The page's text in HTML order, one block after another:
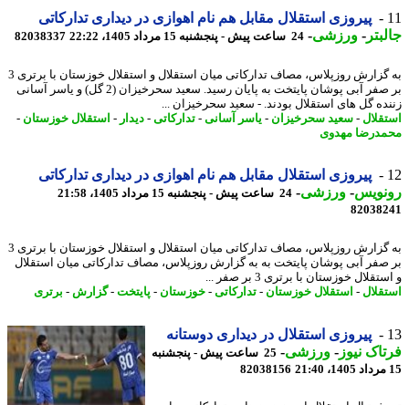
پیروزی استقلال مقابل هم نام اهوازی در دیداری تدارکاتی
-ورزشی-24 ساعت پیش - پنجشنبه 15 مرداد 1405، 22:22 82038337
به گزارش روزپلاس، مصاف تدارکاتی میان استقلال و استقلال خوزستان با برتری 3
بر صفر آبی پوشان پایتخت به پایان رسید. سعید سحرخیزان (2 گل) و یاسر آسانی
گل های استقلال بودند. - سعید سحرخیزان ...
-سعید سحرخیزان- یاسر آسانی-تدارکاتی-دیدار-استقلال خوزستان-
مهدوی
پیروزی استقلال مقابل هم نام اهوازی در دیداری تدارکاتی
-ورزشی-24 ساعت پیش - پنجشنبه 15 مرداد 1405، 21:58
به گزارش روزپلاس، مصاف تدارکاتی میان استقلال و استقلال خوزستان با برتری 3
آبی پوشان پایتخت به به گزارش روزپلاس، مصاف تدارکاتی میان استقلال
خوزستان با برتری 3 بر صفر ...
-استقلال خوزستان-تدارکاتی-خوزستان-پایتخت-گزارش -برتری
پیروزی استقلال در دیداری دوستانه
نیوز-ورزشی-
25 ساعت پیش - پنجشنبه
82038156